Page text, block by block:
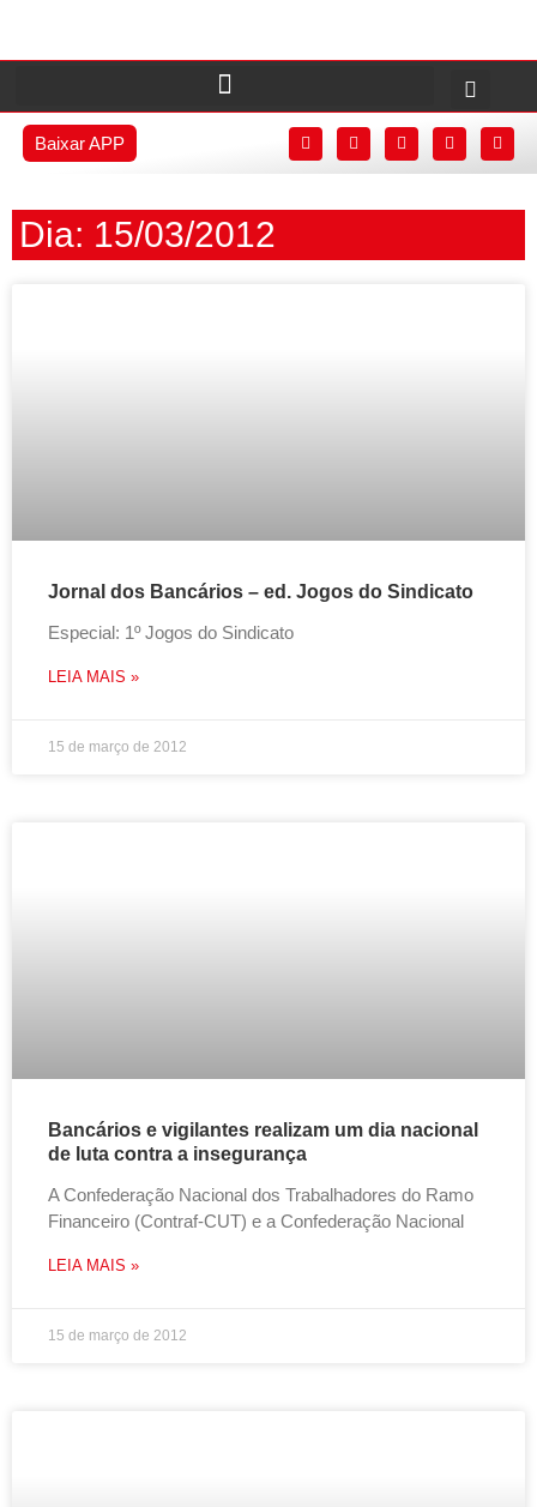
Baixar APP
Dia: 15/03/2012
Jornal dos Bancários – ed. Jogos do Sindicato
Especial: 1º Jogos do Sindicato
LEIA MAIS »
15 de março de 2012
Bancários e vigilantes realizam um dia nacional
de luta contra a insegurança
A Confederação Nacional dos Trabalhadores do Ramo
Financeiro (Contraf-CUT) e a Confederação Nacional
LEIA MAIS »
15 de março de 2012